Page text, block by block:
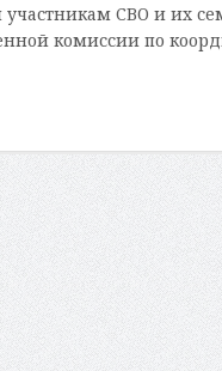
СВО и их
комиссии по